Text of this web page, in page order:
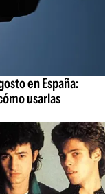
en España:
usarlas